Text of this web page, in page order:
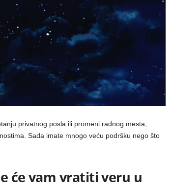
privatnog posla ili promeni radnog mesta,
Sada imate mnogo veću podršku nego što
će vam vratiti veru u